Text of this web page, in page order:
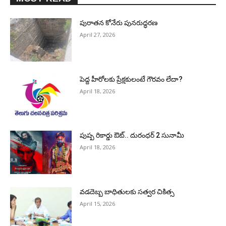
పురాత‌న కోనేరు పున‌రుద్ధ‌ర‌ణ
April 27, 2026
పెద్ద హీరోల‌కు ప్రేక్ష‌కులంటే గౌర‌వం లేదా?
April 18, 2026
పుష్ప రికార్డు ఔట్‌.. దురంధ‌ర్ 2 సునామీ
April 18, 2026
వడదెబ్బ బాధితులకు సత్వర చికిత్స
April 15, 2026